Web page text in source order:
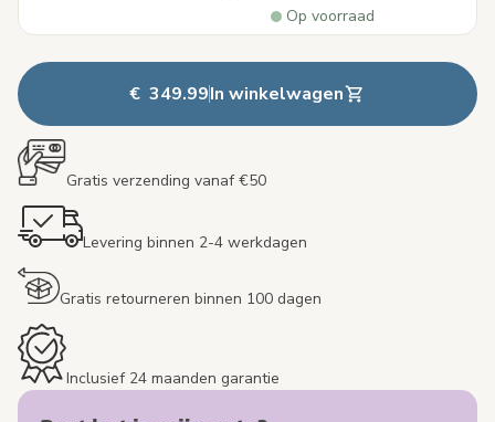
Op voorraad
€ 349.99In winkelwagen
Gratis verzending vanaf €50
Levering binnen 2-4 werkdagen
Gratis retourneren binnen 100 dagen
Inclusief 24 maanden garantie